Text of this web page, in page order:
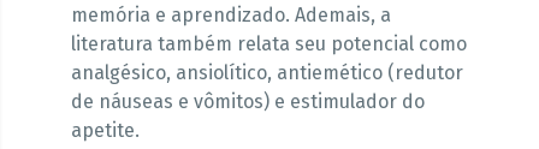
memória e aprendizado. Ademais, a
literatura também relata seu potencial como
analgésico, ansiolítico, antiemético (redutor
de náuseas e vômitos) e estimulador do
apetite.